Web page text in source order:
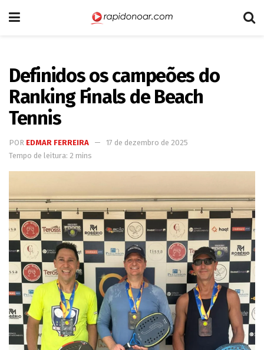
Definidos os campeões do
Ranking Finals de Beach
Tennis
POR EDMAR FERREIRA
17 de dezembro de 2025
Tempo de leitura: 2 mins